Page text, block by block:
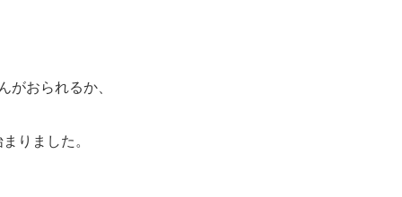
がおられるか、
りました。